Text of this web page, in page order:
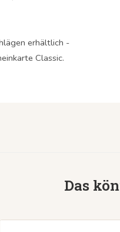
erhältlich -
Classic.
Das